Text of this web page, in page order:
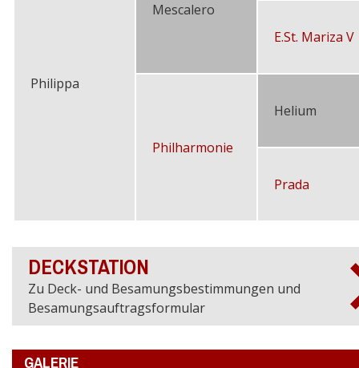
Philippa
Mescalero
E.St. Mariza V
Philharmonie
Helium
Prada
DECKSTATION
Zu Deck- und Besamungsbestimmungen und
Besamungsauftragsformular
GALERIE